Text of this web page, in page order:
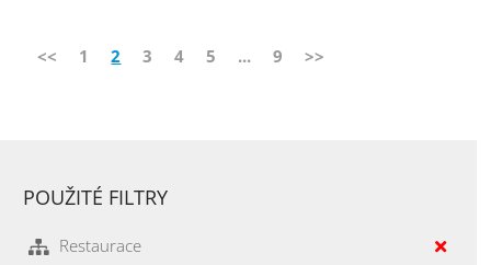
<< 1 2 3 4 5 ... 9 >>
POUŽITÉ FILTRY
Restaurace